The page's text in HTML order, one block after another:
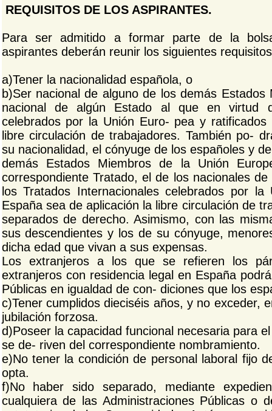
REQUISITOS DE LOS ASPIRANTES.
Para ser admitido a formar parte de la
aspirantes deberán reunir los siguientes
a)Tener la nacionalidad española, o
b)Ser nacional de alguno de los demás
nacional de algún Estado al que en virtud
celebrados por la Unión Euro- pea y
libre circulación de trabajadores. También po-
su nacionalidad, el cónyuge de los españoles y
demás Estados Miembros de la Unión
correspondiente Tratado, el de los nacionales
los Tratados Internacionales celebrados por
España sea de aplicación la libre circulación de
separados de derecho. Asimismo, con las
sus descendientes y los de su cónyuge,
dicha edad que vivan a sus expensas.
Los extranjeros a los que se refieren los
extranjeros con residencia legal en España
Públicas en igualdad de con- diciones que los
c)Tener cumplidos dieciséis años, y no exceder,
jubilación forzosa.
d)Poseer la capacidad funcional necesaria para
se de- riven del correspondiente nombramiento.
e)No tener la condición de personal laboral fijo
opta.
f)No haber sido separado, mediante
cualquiera de las Administraciones Públicas o